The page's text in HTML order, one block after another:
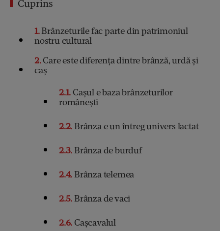
Cuprins
1Brânzeturile fac parte din patrimoniul
nostru cultural
2Care este diferenţa dintre brânză, urdă şi
caş
2.1 Cașul e baza brânzeturilor
românești
2.2 Brânza e un întreg univers lactat
2.3 Brânza de burduf
2.4 Brânza telemea
2.5 Brânza de vaci
2.6 Cașcavalul